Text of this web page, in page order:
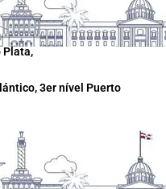
Plata,
3er nível Puerto